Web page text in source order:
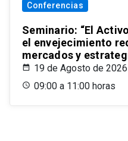
Conferencias
Seminario: “El
el envejecimiento
mercados y
19 de Agosto de 2026
09:00 a 11:00 horas